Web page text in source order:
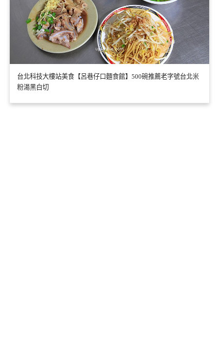
台北科技大樓站美食【呂巷仔口麵食館】500碗推薦老字號台北米
粉湯黑白切